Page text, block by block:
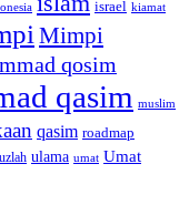
israel kiamat
Mimpi
qosim
qasim muslim
qasim roadmap
ulama umat Umat